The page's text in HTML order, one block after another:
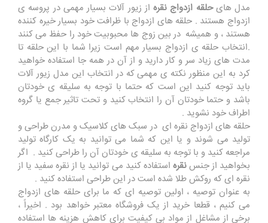
مدل هایحلقه ازدواج نقره از زیور آلات بسیار مهمی در پروسه ی
ازدواج هستند . حلقه های ازدواج با ظرافت خود بسیار خیره کننده
هستند ، و همیشه در بین زوج ها محبوبیت خود را حفظ می کنند
.انتخاب حلقه ی ازدواج بسیار مهم است زیرا شما با این حلقه تا
مدت های زیاد سر و کار دارید و از آن در همه جا استفاده خواهید
کرد به این منظور نکته ی مهمی که در انتخاب این مدل زیور آلات
باید توجه کنید این است که حتما با توجه به سلیقه ی خودتان
باشد و حتما خودتان آن را انتخاب کنید و تحت تاثیر جمع یا گروه
اطراف خود نشوید .
حلقه های ازدواج نقره ای در سبک های کلاسیک و مدرن طراحی و
تولید می شوند و یا این که شما می توانید به یک کارگاه تولید
مراجعه کنید و با توجه به سلیقه ی خودتان آن را طراحی کنید . اگر
بخواهید از جنسنقره استفاده کنید می توانید یا از نقره سفید یا از
نقره ای که روکش طلا شده است در این طراحی استفاده کنید .
به عنوان توصیه ، اولین توصیه ای که ما برای حلقه های ازدواج
می کنیم ، قطعا خرید از یک فروشگاه معتبر خواهد بود . اخیراً ،
برخی از مشاغل از مواد بی کیفیت برای کاهش هزینه ها استفاده